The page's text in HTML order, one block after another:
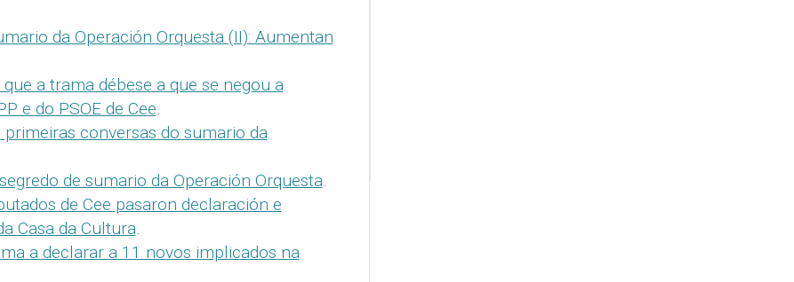
da Operación Orquesta (II): Aumentan
a trama débese a que se negou a
e do PSOE de Cee.
primeiras conversas do sumario da
de sumario da Operación Orquesta.
de Cee pasaron declaración e
Casa da Cultura.
a declarar a 11 novos implicados na